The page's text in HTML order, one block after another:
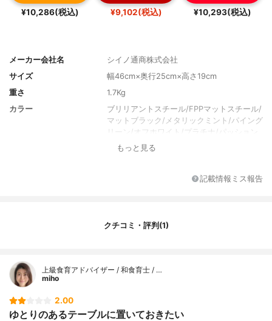
¥10,286(税込) ¥9,102(税込) ¥10,293(税込)
メーカー会社名
シイノ通商株式会社
サイズ
幅46cm×奥行25cm×高さ19cm
重さ
1.7Kg
カラー
ブリリアントスチール/FPPマットスチール/
マットブラック/メタリックミント/パイング
リーン/オフホワイト/プラチナ/パッション
レッド/シャンパン/テラコッタ・ピンク/
もっと見る
記載情報ミス報告
クチコミ・評判(1)
上級食育アドバイザー / 和食育士 / …
miho
2.00
ゆとりのあるテーブルに置いておきたい